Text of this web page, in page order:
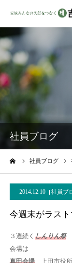
社員ブログ
社員ブログ
2014.12.10 社員ブ
今週末がラスト
３週続く しんりん祭
会場は
真田会場 上田市役
商品ラインナ
墓地・霊園を
吉祥の特徴